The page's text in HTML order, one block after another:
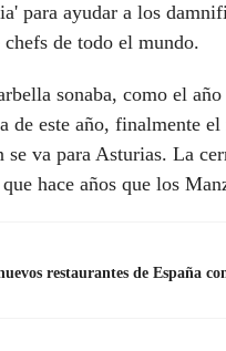
para ayudar a los
de todo el mundo.
sonaba, como el
de este año, finalmente
se va para Asturias. La
hace años que los
restaurantes de España